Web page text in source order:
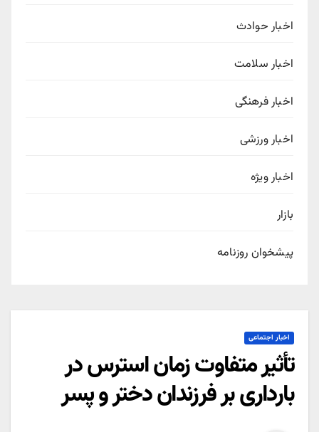
اخبار حوادث
اخبار سلامت
اخبار فرهنگی
اخبار ورزشی
اخبار ویژه
بازار
پیشخوان روزنامه
اخبار اجتماعی
تأثیر متفاوت زمان استرس در
بارداری بر فرزندان دختر و پسر